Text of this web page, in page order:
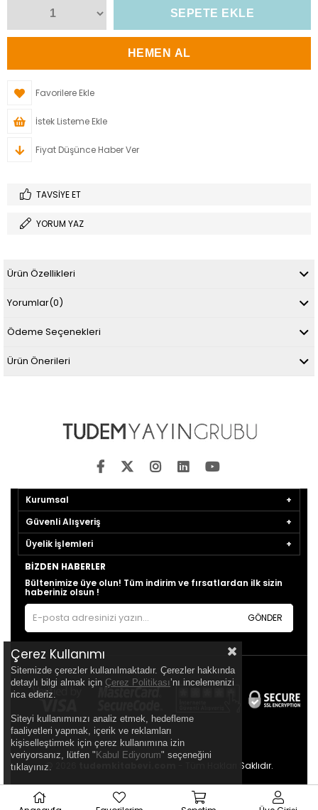
Favorilere Ekle
İstek Listeme Ekle
Fiyat Düşünce Haber Ver
TAVSIYE ET
YORUM YAZ
Ürün Özellikleri
Yorumlar(0)
Ödeme Seçenekleri
Ürün Önerileri
Kurumsal
Güvenli Alışveriş
Üyelik İşlemleri
BIZDEN HABERLER
Bültenimize üye olun! Tüm indirim ve fırsatlardan ilk sizin
haberiniz olsun !
GÖNDER
© 2026 - Tüm Hakları Saklıdır.
Çerez Kullanımı
Sitemizde çerezler kullanılmaktadır. Çerezler hakkında
detaylı bilgi almak için Çerez Politikası’nı incelemenizi
rica ederiz.
Siteyi kullanımınızı analiz etmek, hedefleme
faaliyetleri yapmak, içerik ve reklamları
kişiselleştirmek için çerez kullanımına izin
veriyorsanız, lütfen " Kabul Ediyorum" seçeneğini
tıklayınız.